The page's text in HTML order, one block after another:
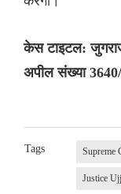
केस टाइटल:
अपील संख्या
Tags Supreme
Justice